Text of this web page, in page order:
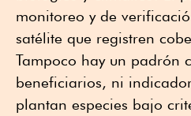
monitoreo y de
satélite que registren
Tampoco hay un padrón
beneficiarios, ni
plantan especies bajo